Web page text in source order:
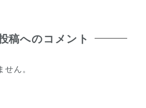
稿へのコメント
ん。